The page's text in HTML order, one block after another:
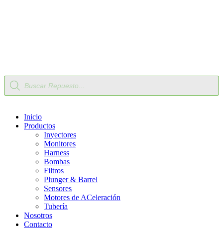
Búsqueda
de
productos
Inicio
Productos
Inyectores
Monitores
Harness
Bombas
Filtros
Plunger & Barrel
Sensores
Motores de ACeleración
Tubería
Nosotros
Contacto